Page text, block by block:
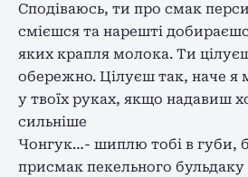
Сподіваюсь, ти про смак
смієшся та нарешті
яких крапля молока. Ти
обережно. Цілуєш так, наче я
у твоїх руках, якщо надавиш
сильніше
Чонгук…- шиплю тобі в губи,
присмак пекельного бульдаку